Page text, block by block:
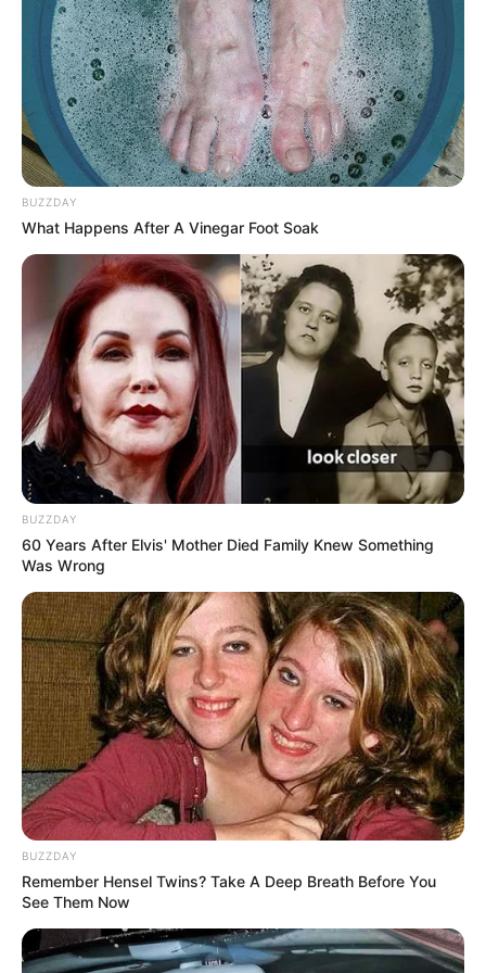
Fans berat boygroup NU’EST.
Berbagi kamar dengan Sorn dan Yeeun.
3. Yujin
(foto: twitter/CUBECLC)
Biodata & Profil
Nama Lengkap: Choi Yu Jin
Nama Panggung: Yujin
Tempat, Tanggal Lahir: Jeonju, 12 Agustus 1996
BUZZDAY
What Happens After A Vinegar Foot Soak
BUZZDAY
60 Years After Elvis' Mother Died Family Knew Something
Was Wrong
BUZZDAY
Remember Hensel Twins? Take A Deep Breath Before You
See Them Now